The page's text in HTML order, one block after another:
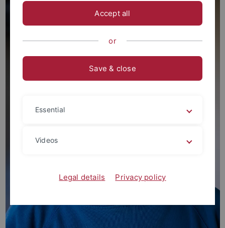
Accept all
or
Save & close
Essential
Videos
Legal details Privacy policy